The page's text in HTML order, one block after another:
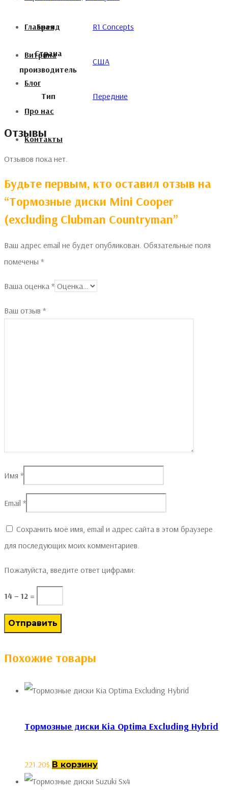
Главная
Витрина
Блог
Про нас
Контакты
Бренд R1 Concepts
Страна
производитель
США
Тип Передние
Отзывы
Отзывов пока нет.
Будьте первым, кто оставил отзыв на
“Тормозные диски Mini Cooper
(excluding Clubman Countryman”
Ваш адрес email не будет опубликован. Обязательные поля
помечены *
Ваша оценка *
Ваш отзыв *
Имя *
Email *
Сохранить моё имя, email и адрес сайта в этом браузере
для последующих моих комментариев.
Пожалуйста, введите ответ цифрами:
14 − 12 =
Похожие товары
Тормозные диски Kia Optima Excluding Hybrid
221.20$ В корзину